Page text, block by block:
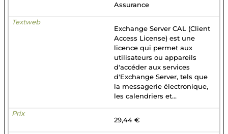
Assurance
Exchange Server CAL (Client
Access License) est une
licence qui permet aux
utilisateurs ou appareils
d'accéder aux services
d'Exchange Server, tels que
la messagerie électronique,
les calendriers et...
29,44 €